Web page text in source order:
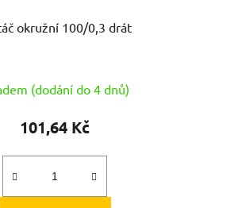
okružní 100/0,3 drát
(dodání do 4 dnů)
101,64 Kč